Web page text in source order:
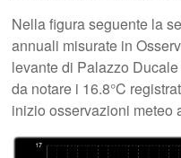
Nella figura seguente la
annuali misurate in
levante di Palazzo
da notare i 16.8°C
inizio osservazioni meteo